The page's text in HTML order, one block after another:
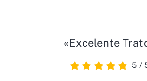
«Excelente
5 /